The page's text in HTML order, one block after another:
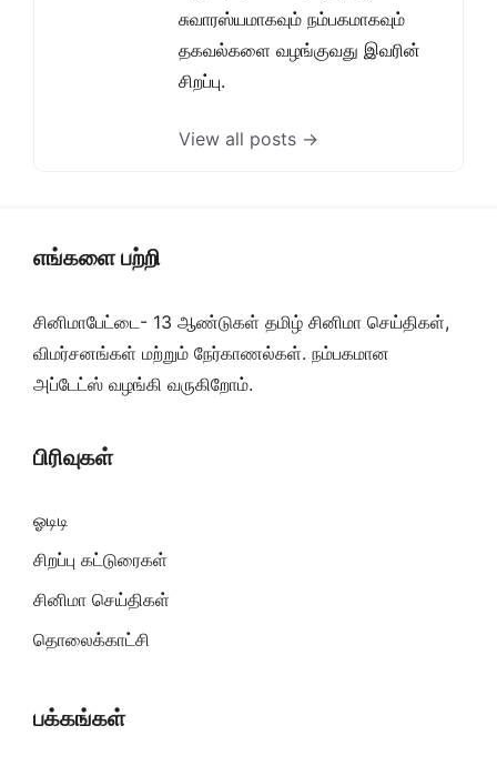
சுவாரஸ்யமாகவும் நம்பகமாகவும்
தகவல்களை வழங்குவது இவரின்
சிறப்பு.
View all posts →
எங்களை பற்றி
சினிமாபேட்டை- 13 ஆண்டுகள் தமிழ் சினிமா செய்திகள்,
விமர்சனங்கள் மற்றும் நேர்காணல்கள். நம்பகமான
அப்டேட்ஸ் வழங்கி வருகிறோம்.
பிரிவுகள்
ஓடிடி
சிறப்பு கட்டுரைகள்
சினிமா செய்திகள்
தொலைக்காட்சி
பக்கங்கள்